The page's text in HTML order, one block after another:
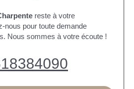
reste à votre
nous pour toute demande
Nous sommes à votre écoute !